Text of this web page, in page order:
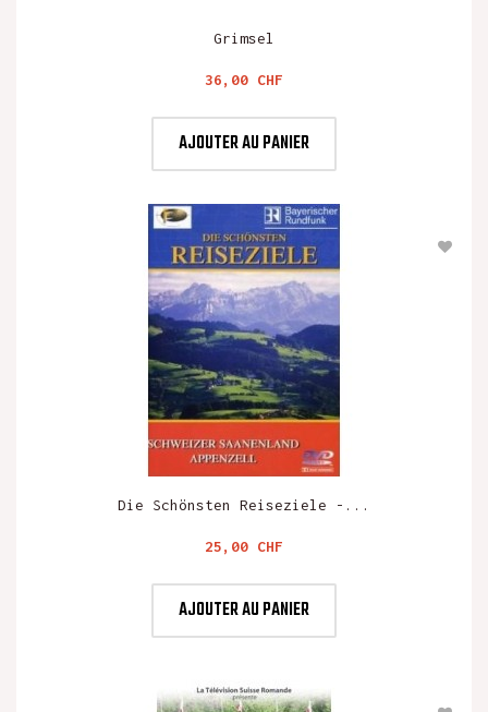
Grimsel
Prix
36,00 CHF
AJOUTER AU PANIER
Die Schönsten Reiseziele -...
Prix
25,00 CHF
AJOUTER AU PANIER